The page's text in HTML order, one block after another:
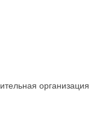
организация